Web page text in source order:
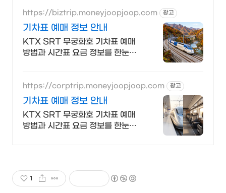
https://biztrip.moneyjoopjoop.com 광고
기차표 예매 정보 안내
KTX SRT 무궁화호 기차표 예매
방법과 시간표 요금 정보를 한눈에
https://corptrip.moneyjoopjoop.com 광고
기차표 예매 정보 안내
KTX SRT 무궁화호 기차표 예매
방법과 시간표 요금 정보를 한눈에
1